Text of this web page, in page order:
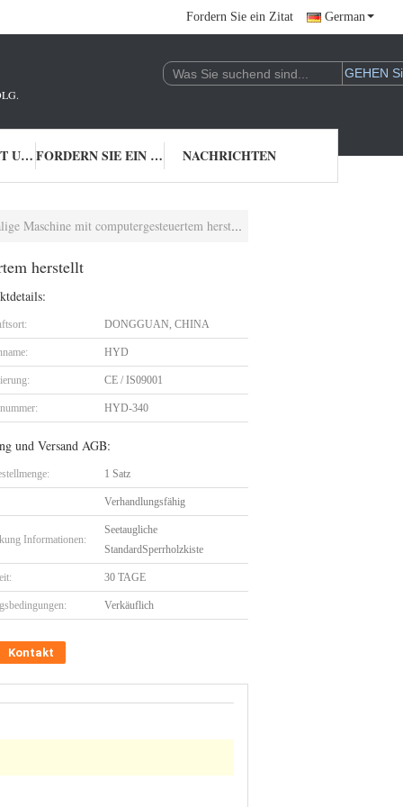
Fordern Sie ein Zitat German
TRETEN SIE MIT UNS IN VERBINDUNG FORDERN SIE EIN ZITAT NACHRICHTEN
Maschine mit computergesteuertem herstellt
herstellt
DONGGUAN, CHINA
HYD
CE / IS09001
HYD-340
und Versand AGB:
1 Satz
Verhandlungsfähig
Informationen:
Seetaugliche
StandardSperrholzkiste
30 TAGE
Verkäuflich
Kontakt